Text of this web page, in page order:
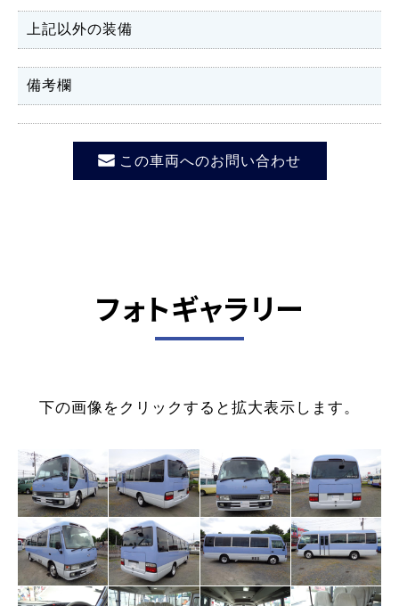
上記以外の装備
備考欄
この車両へのお問い合わせ
フォトギャラリー
下の画像をクリックすると拡大表示します。